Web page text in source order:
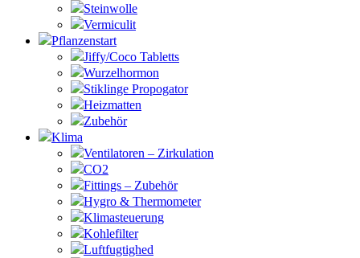
Steinwolle
Vermiculit
Pflanzenstart
Jiffy/Coco Tabletts
Wurzelhormon
Stiklinge Propogator
Heizmatten
Zubehör
Klima
Ventilatoren – Zirkulation
CO2
Fittings – Zubehör
Hygro & Thermometer
Klimasteuerung
Kohlefilter
Luftfugtighed